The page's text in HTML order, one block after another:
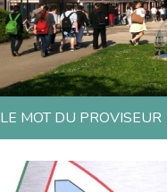
LE MOT DU PROVISEUR